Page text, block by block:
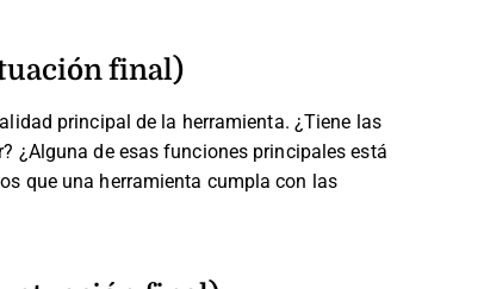
final)
principal de la herramienta. ¿Tiene las
¿Alguna de esas funciones principales está
que una herramienta cumpla con las